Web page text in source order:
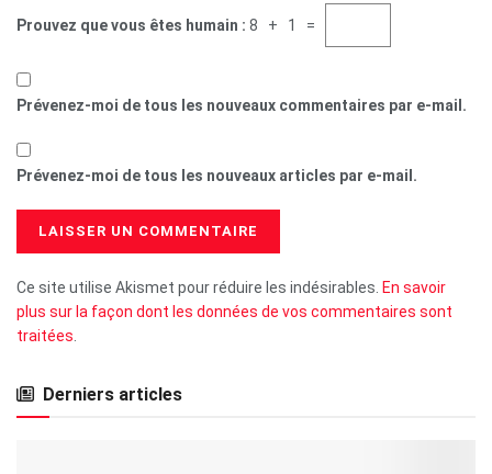
Prouvez que vous êtes humain : 8 + 1 =
Prévenez-moi de tous les nouveaux commentaires par e-mail.
Prévenez-moi de tous les nouveaux articles par e-mail.
Ce site utilise Akismet pour réduire les indésirables. En savoir
plus sur la façon dont les données de vos commentaires sont
traitées
Derniers articles